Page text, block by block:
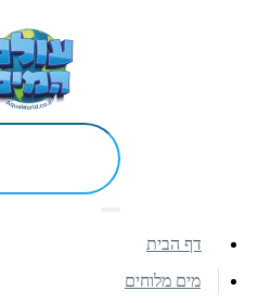
דף הבית
מים מלוחים